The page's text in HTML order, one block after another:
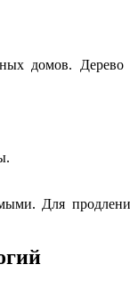
домов. Дерево
Для